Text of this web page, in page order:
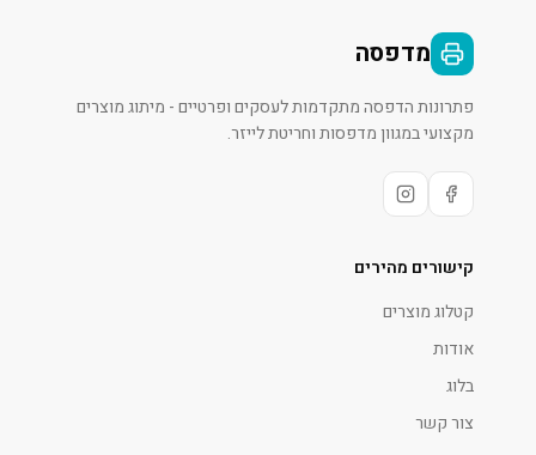
מדפסה
פתרונות הדפסה מתקדמות לעסקים ופרטיים - מיתוג מוצרים
מקצועי במגוון מדפסות וחריטת לייזר.
קישורים מהירים
קטלוג מוצרים
אודות
בלוג
צור קשר